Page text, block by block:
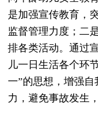
是加强宣传教育，
监督管理力度；二
排各类活动。通过
儿一日生活各个环
一”的思想，增强
力，避免事故发生